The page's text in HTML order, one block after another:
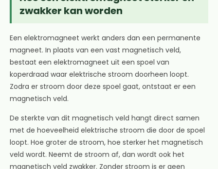
zwakker kan worden
Een elektromagneet werkt anders dan een permanente
magneet. In plaats van een vast magnetisch veld,
bestaat een elektromagneet uit een spoel van
koperdraad waar elektrische stroom doorheen loopt.
Zodra er stroom door deze spoel gaat, ontstaat er een
magnetisch veld.
De sterkte van dit magnetisch veld hangt direct samen
met de hoeveelheid elektrische stroom die door de spoel
loopt. Hoe groter de stroom, hoe sterker het magnetisch
veld wordt. Neemt de stroom af, dan wordt ook het
magnetisch veld zwakker. Zonder stroom is er geen